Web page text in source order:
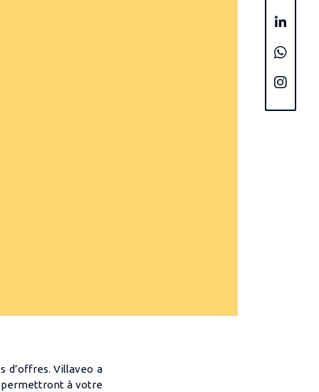
d’offres. Villaveo a
permettront à votre